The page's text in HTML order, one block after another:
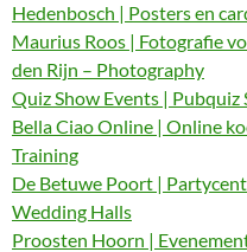
Hedenbosch | Posters en
Maurius Roos | Fotografie
den Rijn – Photography
Quiz Show Events |
Bella Ciao Online | Online
Training
De Betuwe Poort |
Wedding Halls
Proosten Hoorn |